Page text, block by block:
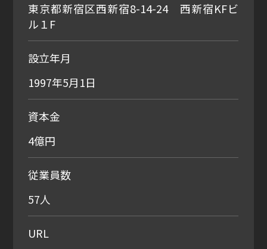
東京都新宿区西新宿8-14-24 西新宿KFビ
ル１F
設立年月
1997年5月1日
資本金
4億円
従業員数
57人
URL